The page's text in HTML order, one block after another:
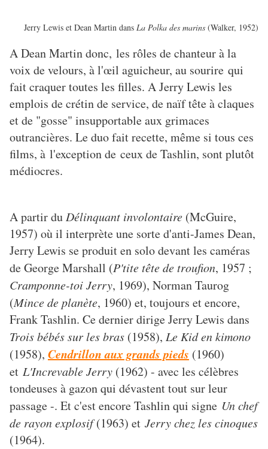
Jerry Lewis et Dean Martin dans La Polka des marins (Walker, 1952)
A Dean Martin donc, les rôles de chanteur à la
voix de velours, à l'œil aguicheur, au sourire qui
fait craquer toutes les filles. A Jerry Lewis les
emplois de crétin de service, de naïf tête à claques
et de "gosse" insupportable aux grimaces
outrancières. Le duo fait recette, même si tous ces
films, à l'exception de ceux de Tashlin, sont plutôt
médiocres.
A partir du Délinquant involontaire (McGuire,
1957) où il interprète une sorte d'anti-James Dean,
Jerry Lewis se produit en solo devant les caméras
de George Marshall (P'tite tête de troufion, 1957 ;
Cramponne-toi Jerry, 1969), Norman Taurog
(Mince de planète, 1960) et, toujours et encore,
Frank Tashlin. Ce dernier dirige Jerry Lewis dans
Trois bébés sur les bras (1958), Le Kid en kimono
(1958), Cendrillon aux grands pieds (1960)
et L'Increvable Jerry (1962) - avec les célèbres
tondeuses à gazon qui dévastent tout sur leur
passage -. Et c'est encore Tashlin qui signe Un chef
de rayon explosif(1963) et Jerry chez les cinoques
(1964).